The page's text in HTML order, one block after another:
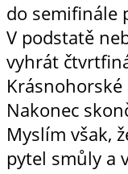
do semifinále
V podstatě
vyhrát
Nakonec
Myslím však,
pytel smůly a